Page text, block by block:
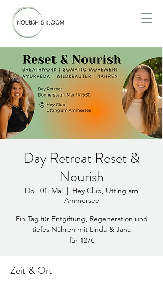
Day Retreat Reset &
Nourish
Do., 01. Mai
  |
Hey Club, Utting am
Ammersee
Ein Tag für Entgiftung, Regeneration und
tiefes Nähren mit Linda & Jana
für 127€
Zeit & Ort